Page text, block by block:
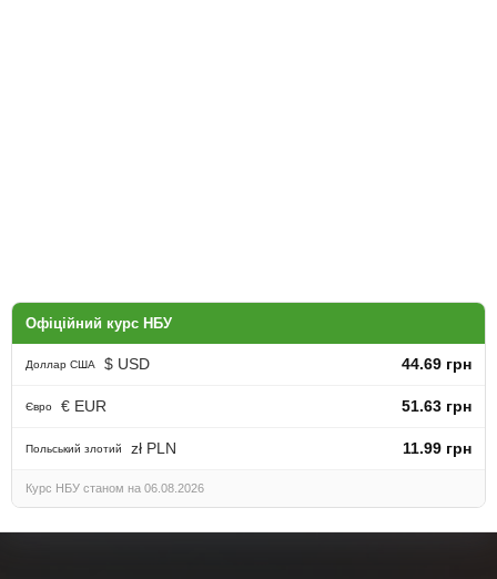
Офіційний курс НБУ
Доллар США $ USD 44.69 грн
Євро € EUR 51.63 грн
Польський злотий zł PLN 11.99 грн
Курс НБУ станом на 06.08.2026